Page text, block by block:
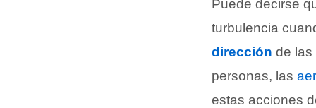
Puede decirse
turbulencia
dirección de las
personas, las
estas acciones